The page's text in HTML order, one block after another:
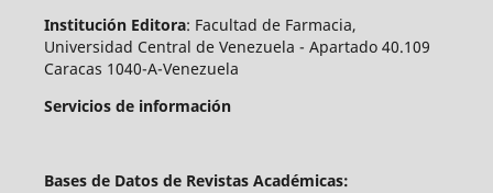
Institución Editora: Facultad de Farmacia,
Universidad Central de Venezuela - Apartado 40.109
Caracas 1040-A-Venezuela
Servicios de información
Bases de Datos de Revistas Académicas: